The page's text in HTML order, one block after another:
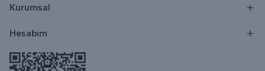
Kurumsal
Hesabım